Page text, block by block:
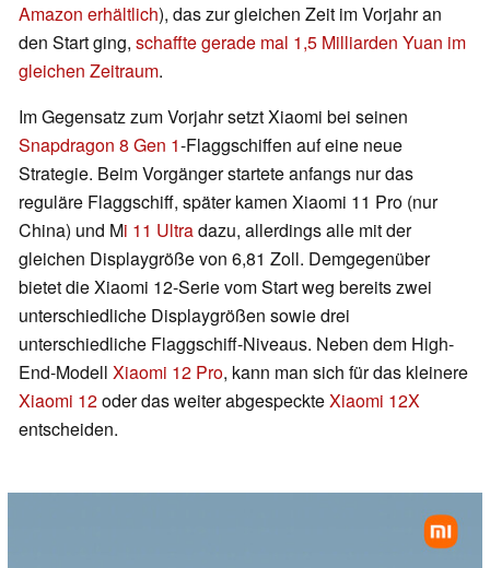
Amazon erhältlich), das zur gleichen Zeit im Vorjahr an
den Start ging, schaffte gerade mal 1,5 Milliarden Yuan im
gleichen Zeitraum.
Im Gegensatz zum Vorjahr setzt Xiaomi bei seinen
Snapdragon 8 Gen 1-Flaggschiffen auf eine neue
Strategie. Beim Vorgänger startete anfangs nur das
reguläre Flaggschiff, später kamen Xiaomi 11 Pro (nur
China) und Mi 11 Ultradazu, allerdings alle mit der
gleichen Displaygröße von 6,81 Zoll. Demgegenüber
bietet die Xiaomi 12-Serie vom Start weg bereits zwei
unterschiedliche Displaygrößen sowie drei
unterschiedliche Flaggschiff-Niveaus. Neben dem High-
End-Modell Xiaomi 12 Pro, kann man sich für das kleinere
Xiaomi 12oder das weiter abgespeckteXiaomi 12X
entscheiden.